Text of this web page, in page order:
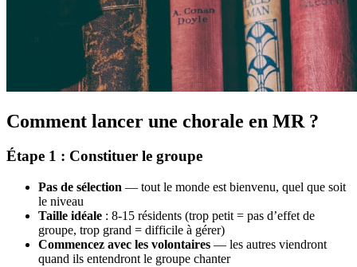
Comment lancer une chorale en MR ?
Étape 1 : Constituer le groupe
Pas de sélection — tout le monde est bienvenu, quel que soit
le niveau
Taille idéale : 8-15 résidents (trop petit = pas d’effet de
groupe, trop grand = difficile à gérer)
Commencez avec les volontaires — les autres viendront
quand ils entendront le groupe chanter